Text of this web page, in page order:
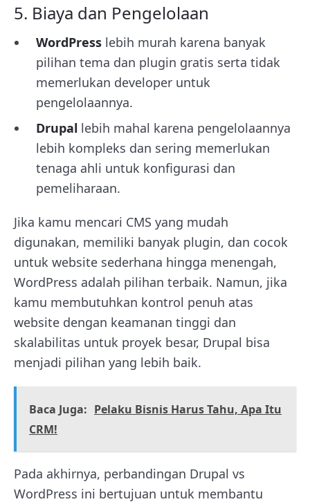
5. Biaya dan Pengelolaan
WordPress lebih murah karena banyak
pilihan tema dan plugin gratis serta tidak
memerlukan developer untuk
pengelolaannya.
Drupal lebih mahal karena pengelolaannya
lebih kompleks dan sering memerlukan
tenaga ahli untuk konfigurasi dan
pemeliharaan.
Jika kamu mencari CMS yang mudah
digunakan, memiliki banyak plugin, dan cocok
untuk website sederhana hingga menengah,
WordPress adalah pilihan terbaik. Namun, jika
kamu membutuhkan kontrol penuh atas
website dengan keamanan tinggi dan
skalabilitas untuk proyek besar, Drupal bisa
menjadi pilihan yang lebih baik.
Baca Juga: Pelaku Bisnis Harus Tahu, Apa Itu
CRM!
Pada akhirnya, perbandingan Drupal vs
WordPress ini bertujuan untuk membantu